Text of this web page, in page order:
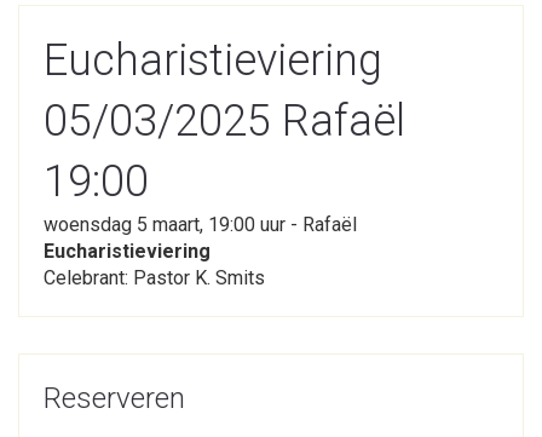
Eucharistieviering
05/03/2025 Rafaël
19:00
woensdag 5 maart, 19:00 uur - Rafaël
Eucharistieviering
Celebrant: Pastor K. Smits
Reserveren